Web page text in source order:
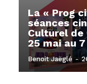
La « Prog
séances
Culturel de
25 mai au
Benoit Jaëglé -